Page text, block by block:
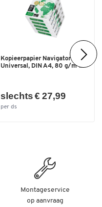
Kopieerpapier Navigator
Universal, DIN A4, 80 g/m²...
slechts € 27,99
per ds
Montageservice
op aanvraag